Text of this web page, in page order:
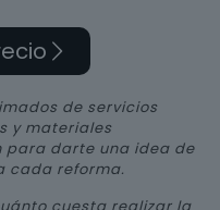
de servicios
y materiales
para darte una idea de
cada reforma.